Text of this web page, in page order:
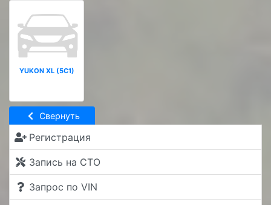
Свернуть
Регистрация
Запись на СТО
Запрос по VIN
YUKON XL (5C1)